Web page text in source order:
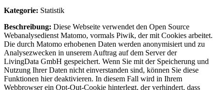
Kategorie: Statistik
Beschreibung: Diese Webseite verwendet den Open Source
Webanalysedienst Matomo, vormals Piwik, der mit Cookies arbeitet.
Die durch Matomo erhobenen Daten werden anonymisiert und zu
Analysezwecken in unserem Auftrag auf dem Server der
LivingData GmbH gespeichert. Wenn Sie mit der Speicherung und
Nutzung Ihrer Daten nicht einverstanden sind, können Sie diese
Funktionen hier deaktivieren. In diesem Fall wird in Ihrem
Webbrowser ein Opt-Out-Cookie hinterlegt, der verhindert, dass